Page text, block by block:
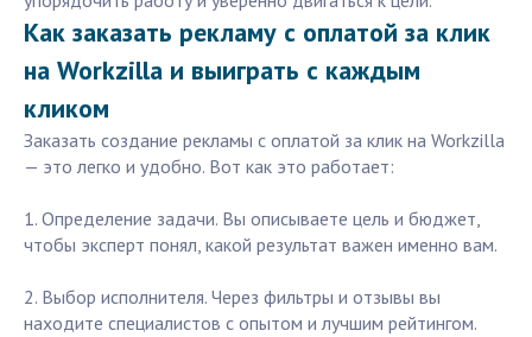
Как заказать рекламу с оплатой за клик
на Workzilla и выиграть с каждым
кликом
Заказать создание рекламы с оплатой за клик на Workzilla
— это легко и удобно. Вот как это работает:
1. Определение задачи. Вы описываете цель и бюджет,
чтобы эксперт понял, какой результат важен именно вам.
2. Выбор исполнителя. Через фильтры и отзывы вы
находите специалистов с опытом и лучшим рейтингом.